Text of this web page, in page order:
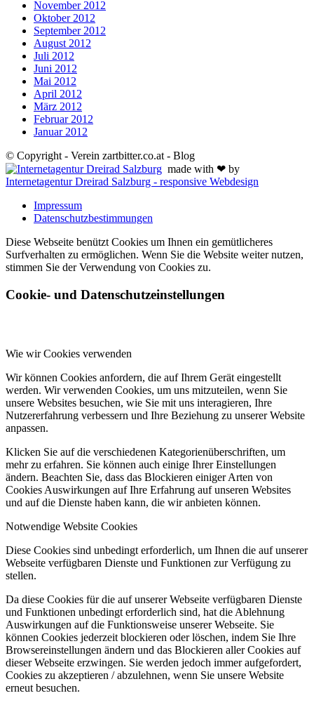
November 2012
Oktober 2012
September 2012
August 2012
Juli 2012
Juni 2012
Mai 2012
April 2012
März 2012
Februar 2012
Januar 2012
© Copyright - Verein zartbitter.co.at - Blog
made with ❤ by
Internetagentur Dreirad Salzburg - responsive Webdesign
Impressum
Datenschutzbestimmungen
Diese Webseite benützt Cookies um Ihnen ein gemütlicheres
Surfverhalten zu ermöglichen. Wenn Sie die Website weiter nutzen,
stimmen Sie der Verwendung von Cookies zu.
Cookie- und Datenschutzeinstellungen
Wie wir Cookies verwenden
Wir können Cookies anfordern, die auf Ihrem Gerät eingestellt
werden. Wir verwenden Cookies, um uns mitzuteilen, wenn Sie
unsere Websites besuchen, wie Sie mit uns interagieren, Ihre
Nutzererfahrung verbessern und Ihre Beziehung zu unserer Website
anpassen.
Klicken Sie auf die verschiedenen Kategorienüberschriften, um
mehr zu erfahren. Sie können auch einige Ihrer Einstellungen
ändern. Beachten Sie, dass das Blockieren einiger Arten von
Cookies Auswirkungen auf Ihre Erfahrung auf unseren Websites
und auf die Dienste haben kann, die wir anbieten können.
Notwendige Website Cookies
Diese Cookies sind unbedingt erforderlich, um Ihnen die auf unserer
Webseite verfügbaren Dienste und Funktionen zur Verfügung zu
stellen.
Da diese Cookies für die auf unserer Webseite verfügbaren Dienste
und Funktionen unbedingt erforderlich sind, hat die Ablehnung
Auswirkungen auf die Funktionsweise unserer Webseite. Sie
können Cookies jederzeit blockieren oder löschen, indem Sie Ihre
Browsereinstellungen ändern und das Blockieren aller Cookies auf
dieser Webseite erzwingen. Sie werden jedoch immer aufgefordert,
Cookies zu akzeptieren / abzulehnen, wenn Sie unsere Website
erneut besuchen.